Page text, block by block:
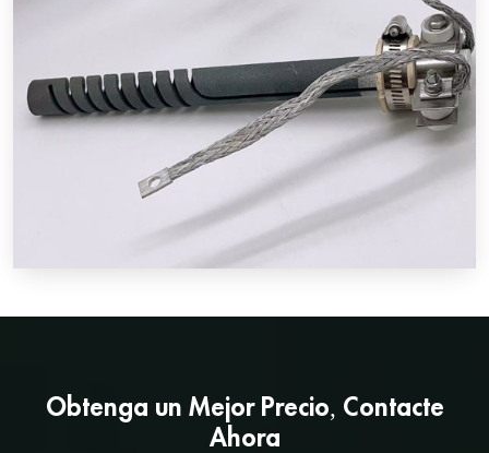
Obtenga un Mejor Precio, Contacte
Ahora